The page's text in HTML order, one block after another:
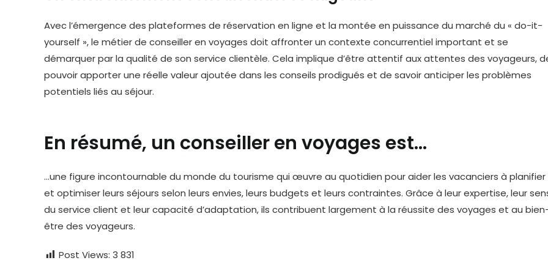
Avec l’émergence des plateformes de réservation en ligne et la montée en puissance du marché du « do-it-
yourself », le métier de conseiller en voyages doit affronter un contexte concurrentiel important et se
démarquer par la qualité de son service clientèle. Cela implique d’être attentif aux attentes des voyageurs,
pouvoir apporter une réelle valeur ajoutée dans les conseils prodigués et de savoir anticiper les problèmes
potentiels liés au séjour.
En résumé, un conseiller en voyages est…
…une figure incontournable du monde du tourisme qui œuvre au quotidien pour aider les vacanciers à planifier
et optimiser leurs séjours selon leurs envies, leurs budgets et leurs contraintes. Grâce à leur expertise, leur
du service client et leur capacité d’adaptation, ils contribuent largement à la réussite des voyages et au
être des voyageurs.
Post Views: 3 831